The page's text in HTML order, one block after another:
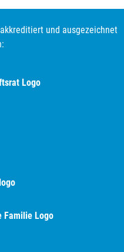
und ausgezeichnet